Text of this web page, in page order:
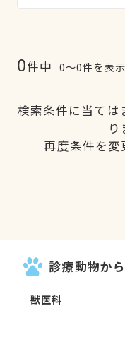
0件中 0〜0件を表示
検索条件に当ては
り
再度条件を変
診療動物か
獣医科